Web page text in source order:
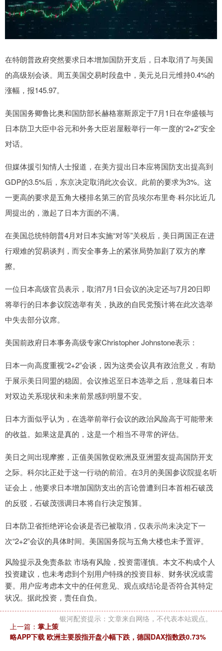
在特朗普政府突然要求日本增加国防开支后，日本取消了与美国
的高级别会谈。周五美国交易时段盘中，美元兑日元维持0.4%的
涨幅，报145.97。
美国国务卿鲁比奥和国防部长赫格塞斯原定于7月1日在华盛顿与
日本防卫大臣中谷元和外务大臣岩屋毅举行一年一度的“2+2”安全
对话。
但媒体援引知情人士报道，在美方提出日本应将国防支出提高到
GDP的3.5%后，东京决定取消此次会议。此前的要求为3%。这
一更高的要求是五角大楼排名第三的官员埃尔布里奇·科尔比近几
周提出的，激起了日本方面的不满。
在美国总统特朗普4月对日本实施“对等”关税后，美日两国正在进
行艰难的贸易谈判，而安全事务上的紧张局势加剧了双方的摩
擦。
一位日本高级官员表示，取消7月1日会议的决定还与7月20日即
将举行的日本参议院选举有关，执政的自民党预计将在此次选举
中失去部分议席。
美国前政府日本事务高级专家Christopher Johnstone表示：
日本一向高度重视“2+2”会谈，因为这类会议具有政治意义，有助
于展示美日同盟的稳固。会议推迟至日本选举之后，意味着日本
对双边关系现状和未来前景感到明显不安。
日本方面似乎认为，在选举前举行会议的政治风险高于可能带来
的收益。如果这是真的，这是一个相当不寻常的评估。
美日之间出现摩擦，正值美国敦促欧洲及亚洲盟友提高国防开支
之际。科尔比正处于这一行动的前沿。在3月的美国参议院提名听
证会上，他要求日本增加国防支出的言论曾遭到日本首相石破茂
的反驳，石破茂强调日本将自行决定预算。
日本防卫省拒绝评论会谈是否已被取消，仅表示尚未决定下一
次“2+2”会议的具体时间。美国国务院与五角大楼也未予置评。
风险提示及免责条款 市场有风险，投资需谨慎。本文不构成个人
投资建议，也未考虑到个别用户特殊的投资目标、财务状况或需
要。用户应考虑本文中的任何意见、观点或结论是否符合其特定
状况。据此投资，责任自负。
银河配资提示：文章来自网络，不代表本站观点。
上一篇： 掌上策
略APP下载 欧洲主要股指开盘小幅下跌，德国DAX指数跌0.73%